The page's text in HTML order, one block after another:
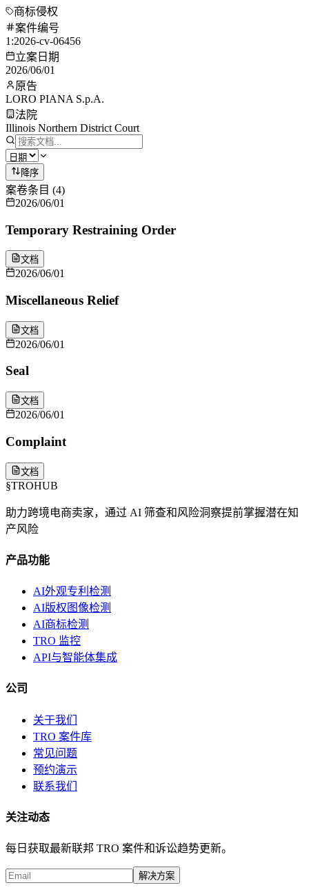
商标侵权
案件编号
1:2026-cv-06456
立案日期
2026/06/01
原告
LORO PIANA S.p.A.
法院
Illinois Northern District Court
降序
案卷条目 (4)
2026/06/01
Temporary Restraining Order
文档
2026/06/01
Miscellaneous Relief
文档
2026/06/01
Seal
文档
2026/06/01
Complaint
文档
§TROHUB
助力跨境电商卖家，通过 AI 筛查和风险洞察提前掌握潜在知
产风险
产品功能
AI外观专利检测
AI版权图像检测
AI商标检测
TRO 监控
API与智能体集成
公司
关于我们
TRO 案件库
常见问题
预约演示
联系我们
关注动态
每日获取最新联邦 TRO 案件和诉讼趋势更新。
解决方案